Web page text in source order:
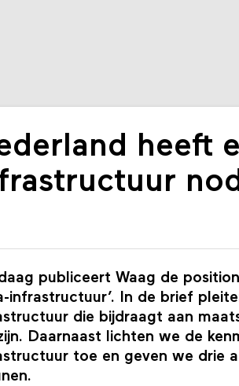
heeft
publiceert Waag de
infrastructuur’. In de brief
die bijdraagt aan
Daarnaast lichten we de
toe en geven we drie